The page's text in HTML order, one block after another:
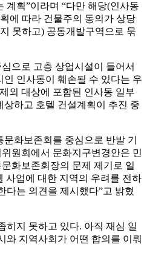
계획”이라며 “다만 해당(인사동
에 따라 건물주의 동의가 상당
못하고) 공동개발구역으로 묶
으로 고층 상업시설이 들어서
인사동이 훼손될 수 있다는 우
외 대상에 포함된 인사동 일부
하고 호텔 건설계획이 추진 중
화보존회를 중심으로 반발 기
원회에서 문화지구변경안은 민
화보존회장의 문제 제기로 일
사업에 대한 지역의 우려를 전하
다는 의견을 제시했다”고 밝혔
히지 못하고 있다. 아직 재심 일
와 지역사회가 어떤 합의를 이뤄